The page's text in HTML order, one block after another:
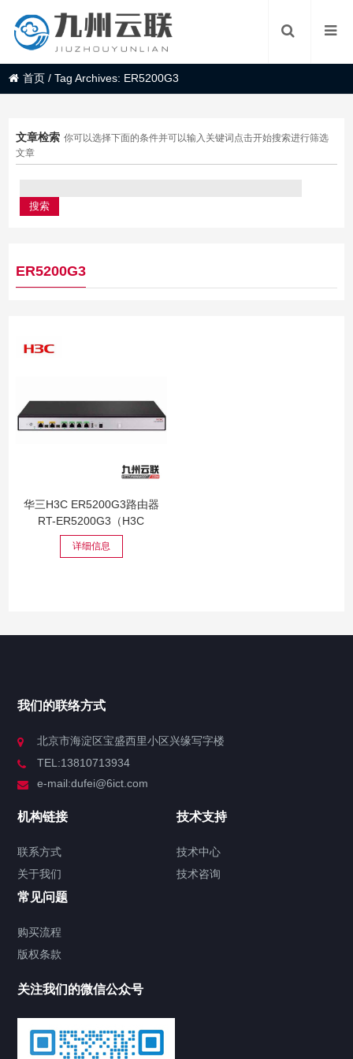
首页 /Tag Archives: ER5200G3
文章检索 你可以选择下面的条件并可以输入关键词点击开始搜索进行筛选
文章
ER5200G3
华三H3C ER5200G3路由器
RT-ER5200G3（H3C
ER5200G...
详细信息
我们的联络方式
北京市海淀区宝盛西里小区兴缘写字楼
TEL:13810713934
e-mail:dufei@6ict.com
机构链接
联系方式
关于我们
技术支持
技术中心
技术咨询
常见问题
购买流程
版权条款
关注我们的微信公众号